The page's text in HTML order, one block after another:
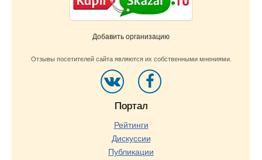
Добавить организацию
Отзывы посетителей сайта являются их собственными мнениями.
Портал
Рейтинги
Дискуссии
Публикации